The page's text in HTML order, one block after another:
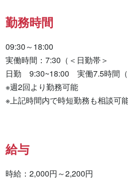
勤務時間
09:30～18:00
実働時間：7:30（＜日勤帯＞
日勤　9:30~18:00　実働7.5時間（
※週2回より勤務可能
※上記時間内で時短勤務も相談可能
給与
時給：2,000円～2,200円